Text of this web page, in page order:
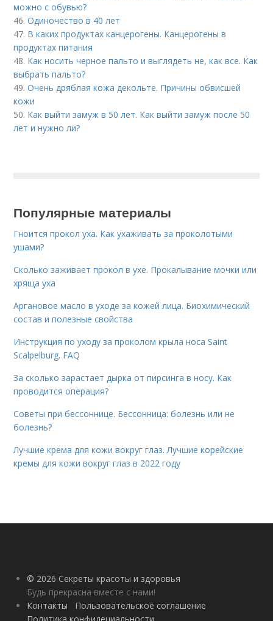
можно с обувью?
46.Одиночество в 40 лет
47. В каких продуктах канцерогены. Канцерогены в
продуктах питания
48. Как носить черное пальто и выглядеть не, как все. Как
выбрать пальто?
49.Очень дряблая кожа декольте. Причины обвисшей
кожи
50. Как выйти замуж в 50 лет. Как выйти замуж после 50
лет и нужно ли?
Популярные материалы
Гноится прокол уха. Как ухаживать за проколотыми
ушами?
Сколько заживает прокол в ухе. Прокалывание мочки или
хряща уха
Аргановое масло в уходе за кожей лица. Биохимический
состав и полезные свойства
Инструкция по уходу за проколом крыла носа Saint
Scalpelburg. FAQ
За сколько зарастает дырка от пирсинга в носу. Как
проводится операция?
Советы при бессоннице. Бессонница: болезнь или не
болезнь?
Лучшие крема для кожи вокруг глаз. Лучшие корейские
кремы для кожи вокруг глаз в 2022 году
© 2026 Секреты красоты и здоровья
Будь прекрасна вместе с нами!
Контакты
Пользовательское соглашение
Политика конфидециальности